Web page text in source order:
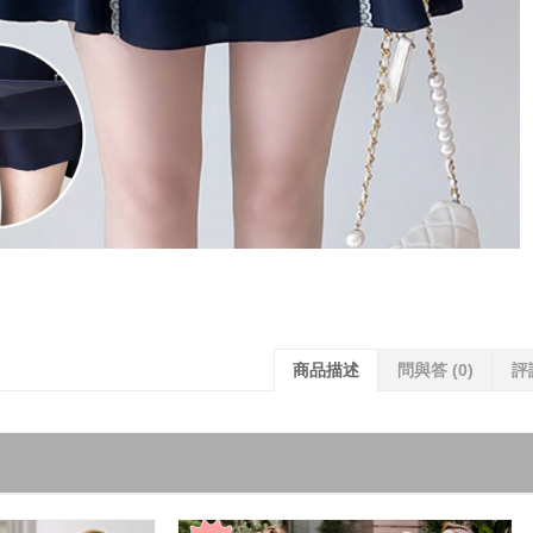
商品描述 問與答 (0) 評